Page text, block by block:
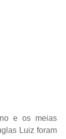
e os meias
Luiz foram